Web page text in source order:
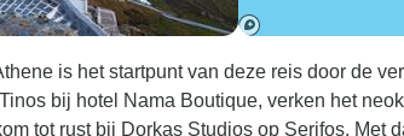
is het startpunt van deze reis door de
bij hotel Nama Boutique, verken het
tot rust bij Dorkas Studios op Serifos. Met